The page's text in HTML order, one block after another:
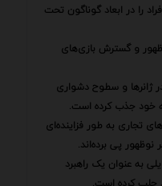
را در ابعاد گوناگون تحت
و گسترش بازی‌های
ژانرها و سطوح دشواری
خود جذب کرده است.
تجاری به طور فزاینده‌ای
نوظهور پی برده‌اند.
به عنوان یک راهبرد